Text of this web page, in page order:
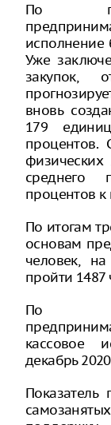
По
исполнение
Уже
закупок,
вновь
179
процентов.
среднего
процентов к
По итогам
основам
человек,
пройти 1487
По
кассовое
декабрь